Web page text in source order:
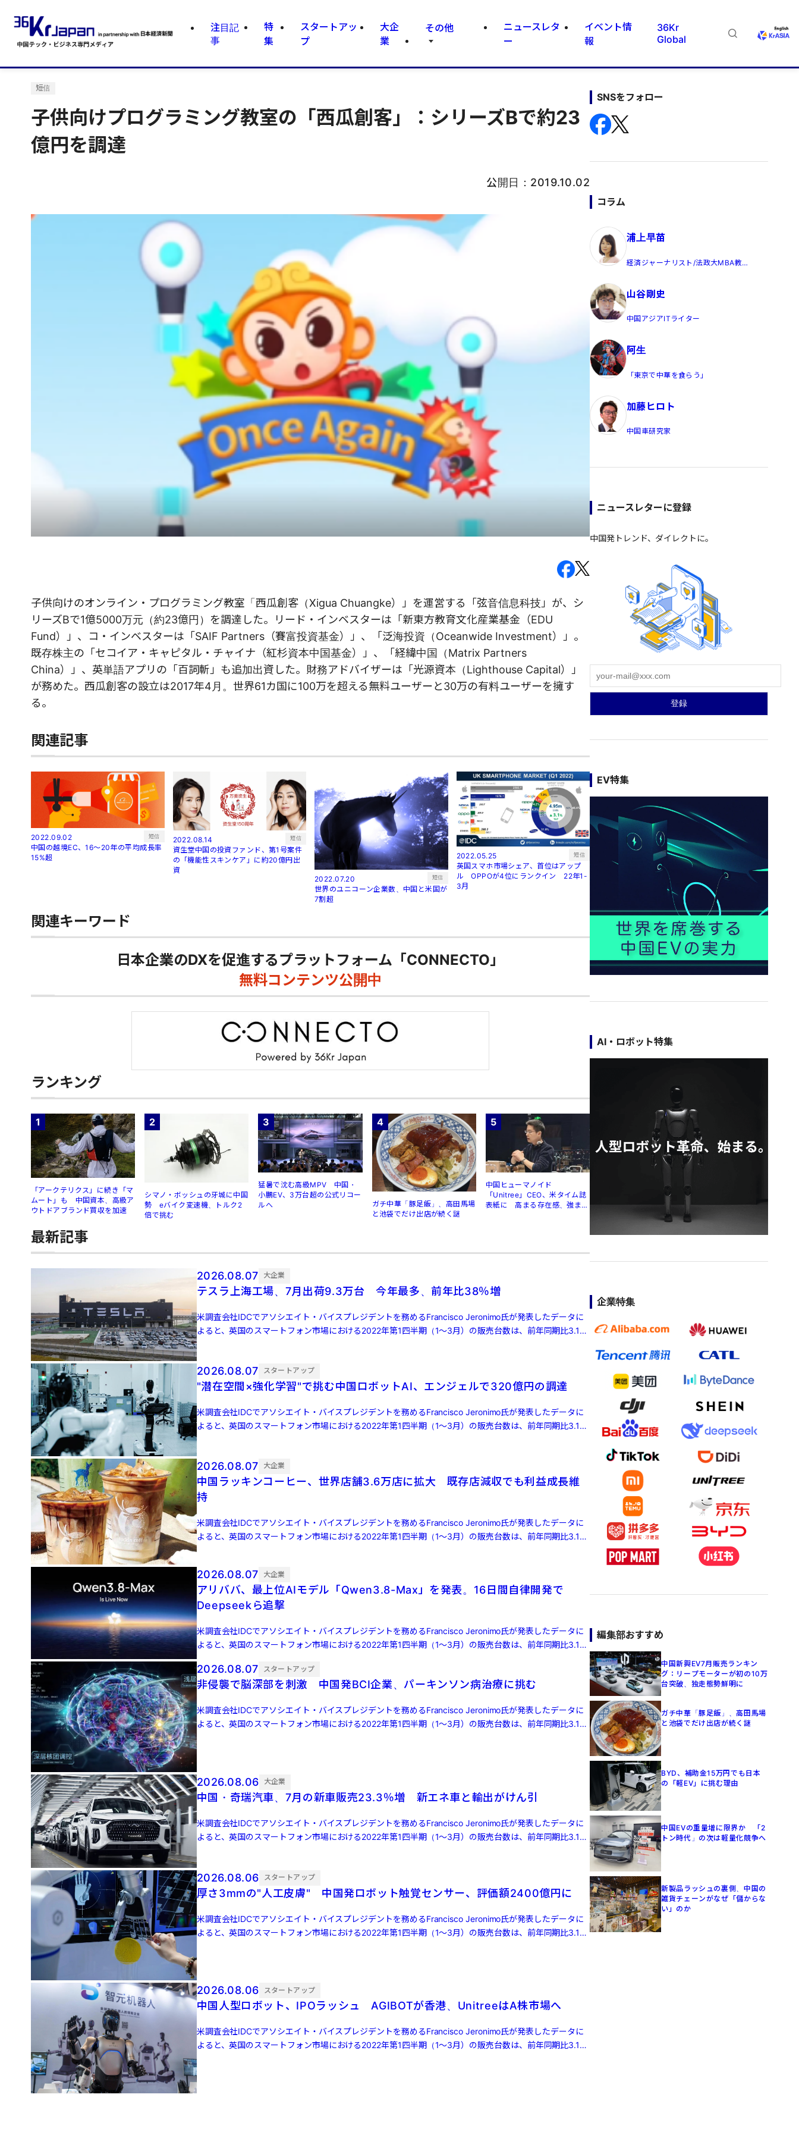
注目記
事
特
集
スタートアッ
プ
大企
業
その他
ニュースレタ
ー
イベント情
報
36Kr
Global
短信
子供向けプログラミング教室の「西瓜創客」：シリーズBで約23
億円を調達
公開日： 2019.10.02
子供向けのオンライン・プログラミング教室「西瓜創客（Xigua Chuangke）」を運営する「弦音信息科技」が、シ
リーズBで1億5000万元（約23億円）を調達した。リード・インベスターは「新東方教育文化産業基金（EDU
Fund）」、コ・インベスターは「SAIF Partners（賽富投資基金）」、「泛海投資（Oceanwide Investment）」。
既存株主の「セコイア・キャピタル・チャイナ（紅杉資本中国基金）」、「経緯中国（Matrix Partners
China）」、英単語アプリの「百詞斬」も追加出資した。財務アドバイザーは「光源資本（Lighthouse Capital）」
が務めた。西瓜創客の設立は2017年4月。世界61カ国に100万を超える無料ユーザーと30万の有料ユーザーを擁す
る。
関連記事
2022.09.02 短信
中国の越境EC、16～20年の平均成長率
15%超
2022.08.14 短信
資生堂中国の投資ファンド、第1号案件
の「機能性スキンケア」に約20億円出
資
2022.07.20
短信
世界のユニコーン企業数、中国と米国が
7割超
2022.05.25 短信
英国スマホ市場シェア、首位はアップ
ル OPPOが4位にランクイン 22年1-
3月
関連キーワード
日本企業のDXを促進するプラットフォーム「CONNECTO」
無料コンテンツ公開中
ランキング
1
「アークテリクス」に続き「マ
ムート」も 中国資本、高級ア
ウトドアブランド買収を加速
2
シマノ・ボッシュの牙城に中国
勢 eバイク変速機、トルク2
倍で挑む
3
猛暑で沈む高級MPV 中国・
小鵬EV、3万台超の公式リコー
ルへ
4
ガチ中華「豚足飯」、高田馬場
と池袋でだけ出店が続く謎
5
中国ヒューマノイド
「Unitree」CEO、米タイム誌
表紙に 高まる存在感、強まる
最新記事
2026.08.07 大企業
テスラ上海工場、7月出荷9.3万台 今年最多、前年比38％増
米調査会社IDCでアソシエイト・バイスプレジデントを務めるFrancisco Jeronimo氏が発表したデータに
よると、英国のスマートフォン市場における2022年第1四半期（1～3月）の販売台数は、前年同期比3.1%
増 […]
2026.08.07 スタートアップ
"潜在空間×強化学習"で挑む中国ロボットAI、エンジェルで320億円の調達
米調査会社IDCでアソシエイト・バイスプレジデントを務めるFrancisco Jeronimo氏が発表したデータに
よると、英国のスマートフォン市場における2022年第1四半期（1～3月）の販売台数は、前年同期比3.1%
増 […]
2026.08.07 大企業
中国ラッキンコーヒー、世界店舗3.6万店に拡大 既存店減収でも利益成長維
持
米調査会社IDCでアソシエイト・バイスプレジデントを務めるFrancisco Jeronimo氏が発表したデータに
よると、英国のスマートフォン市場における2022年第1四半期（1～3月）の販売台数は、前年同期比3.1%
増 […]
2026.08.07 大企業
アリババ、最上位AIモデル「Qwen3.8-Max」を発表。16日間自律開発で
Deepseekら追撃
米調査会社IDCでアソシエイト・バイスプレジデントを務めるFrancisco Jeronimo氏が発表したデータに
よると、英国のスマートフォン市場における2022年第1四半期（1～3月）の販売台数は、前年同期比3.1%
増 […]
2026.08.07 スタートアップ
非侵襲で脳深部を刺激 中国発BCI企業、パーキンソン病治療に挑む
米調査会社IDCでアソシエイト・バイスプレジデントを務めるFrancisco Jeronimo氏が発表したデータに
よると、英国のスマートフォン市場における2022年第1四半期（1～3月）の販売台数は、前年同期比3.1%
増 […]
2026.08.06 大企業
中国・奇瑞汽車、7月の新車販売23.3％増 新エネ車と輸出がけん引
米調査会社IDCでアソシエイト・バイスプレジデントを務めるFrancisco Jeronimo氏が発表したデータに
よると、英国のスマートフォン市場における2022年第1四半期（1～3月）の販売台数は、前年同期比3.1%
2026.08.06 スタートアップ
厚さ3mmの"人工皮膚" 中国発ロボット触覚センサー、評価額2400億円に
米調査会社IDCでアソシエイト・バイスプレジデントを務めるFrancisco Jeronimo氏が発表したデータに
よると、英国のスマートフォン市場における2022年第1四半期（1～3月）の販売台数は、前年同期比3.1%
2026.08.06 スタートアップ
中国人型ロボット、IPOラッシュ AGIBOTが香港、UnitreeはA株市場へ
米調査会社IDCでアソシエイト・バイスプレジデントを務めるFrancisco Jeronimo氏が発表したデータに
よると、英国のスマートフォン市場における2022年第1四半期（1～3月）の販売台数は、前年同期比3.1%
増 […]
SNSをフォロー
コラム
浦上早苗
経済ジャーナリスト/法政大MBA教
山谷剛史
中国アジアITライター
阿生
「東京で中華を食らう」
加藤ヒロト
中国車研究家
ニュースレターに登録
中国発トレンド、ダイレクトに。
EV特集
AI・ロボット特集
企業特集
編集部おすすめ
中国新興EV7月販売ランキン
グ：リープモーターが初の10万
台突破、独走態勢鮮明に
ガチ中華「豚足飯」、高田馬場
と池袋でだけ出店が続く謎
BYD、補助金15万円でも日本
の「軽EV」に挑む理由
中国EVの重量増に限界か 「2
トン時代」の次は軽量化競争へ
新製品ラッシュの裏側、中国の
雑貨チェーンがなぜ「儲からな
い」のか